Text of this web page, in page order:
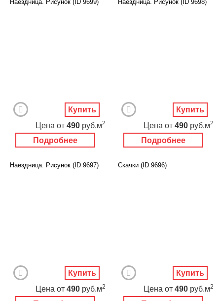
Наездница. Рисунок (ID 9699)
Подробнее
Цена от 490 руб.м2
Купить
Наездница. Рисунок (ID 9698)
Подробнее
Цена от 490 руб.м2
Купить
Наездница. Рисунок (ID 9697)
Цена от 490 руб.м2
Купить
Скачки (ID 9696)
Цена от 490 руб.м2
Купить